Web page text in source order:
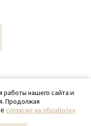
87
нашего сайта и
Продолжая
согласие на обработку